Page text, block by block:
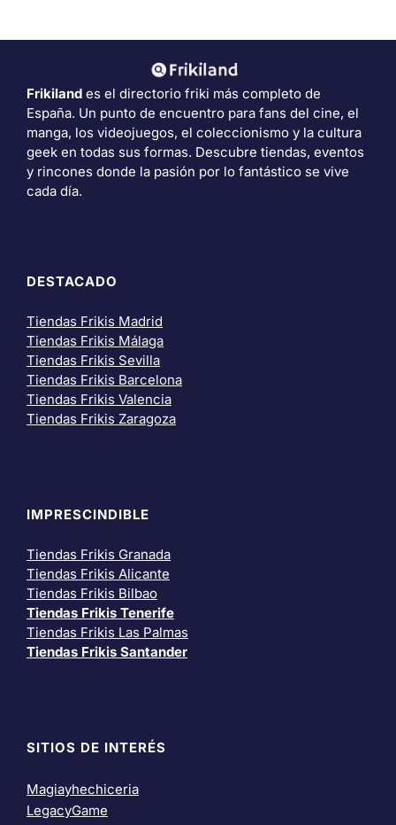
Frikiland es el directorio friki más completo de
España. Un punto de encuentro para fans del cine, el
manga, los videojuegos, el coleccionismo y la cultura
geek en todas sus formas. Descubre tiendas, eventos
y rincones donde la pasión por lo fantástico se vive
cada día.
DESTACADO
Tiendas Frikis Madrid
Tiendas Frikis Málaga
Tiendas Frikis Sevilla
Tiendas Frikis Barcelona
Tiendas Frikis Valencia
Tiendas Frikis Zaragoza
IMPRESCINDIBLE
Tiendas Frikis Granada
Tiendas Frikis Alicante
Tiendas Frikis Bilbao
Tiendas Frikis Tenerife
Tiendas Frikis Las Palmas
Tiendas Frikis Santander
SITIOS DE INTERÉS
Magiayhechiceria
LegacyGame